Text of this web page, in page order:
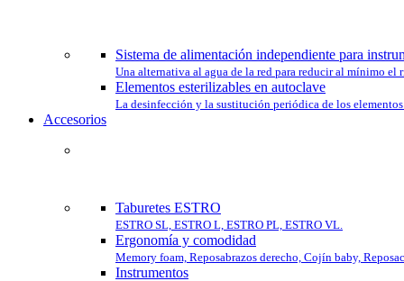
Sistema de alimentación independiente para
Una alternativa al agua de la red para reducir al mínimo el
Elementos esterilizables en autoclave
La desinfección y la sustitución periódica de los
Accesorios
Taburetes ESTRO
ESTRO SL, ESTRO L, ESTRO PL, ESTRO VL.
Ergonomía y comodidad
Memory foam, Reposabrazos derecho, Cojín baby,
Instrumentos